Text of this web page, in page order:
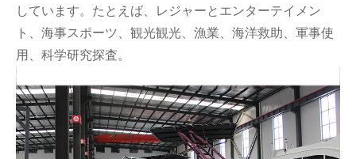
しています。たとえば、レジ​​ャーとエンターテイメン
ト、海事スポーツ、観光観光、漁業、海洋救助、軍事使
用、科学研究探査。